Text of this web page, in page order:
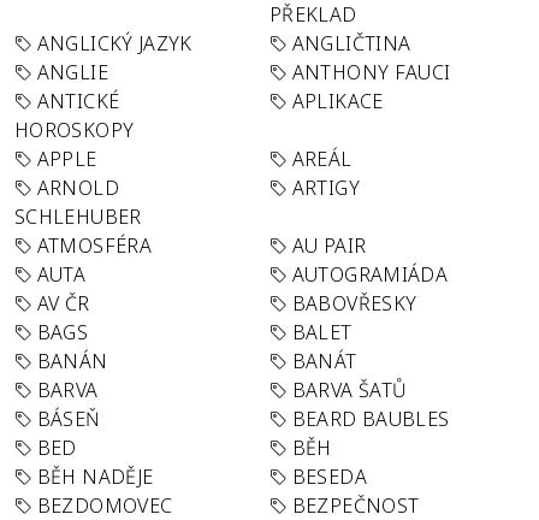
PŘEKLAD
ANGLICKÝ JAZYK
ANGLIČTINA
ANGLIE
ANTHONY FAUCI
ANTICKÉ
HOROSKOPY
APLIKACE
APPLE
AREÁL
ARNOLD
SCHLEHUBER
ARTIGY
ATMOSFÉRA
AU PAIR
AUTA
AUTOGRAMIÁDA
AV ČR
BABOVŘESKY
BAGS
BALET
BANÁN
BANÁT
BARVA
BARVA ŠATŮ
BÁSEŇ
BEARD BAUBLES
BED
BĚH
BĚH NADĚJE
BESEDA
BEZDOMOVEC
BEZPEČNOST